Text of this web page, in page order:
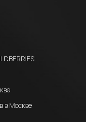
в Москве